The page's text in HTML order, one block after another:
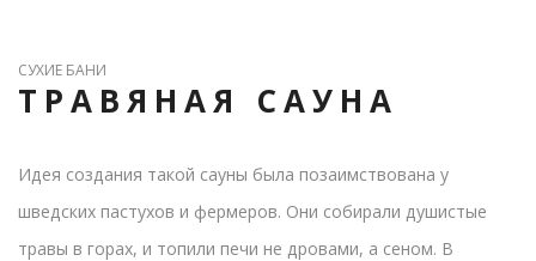
СУХИЕ БАНИ
ТРАВЯНАЯ САУНА
Идея создания такой сауны была позаимствована у
шведских пастухов и фермеров. Они собирали душистые
травы в горах, и топили печи не дровами, а сеном. В